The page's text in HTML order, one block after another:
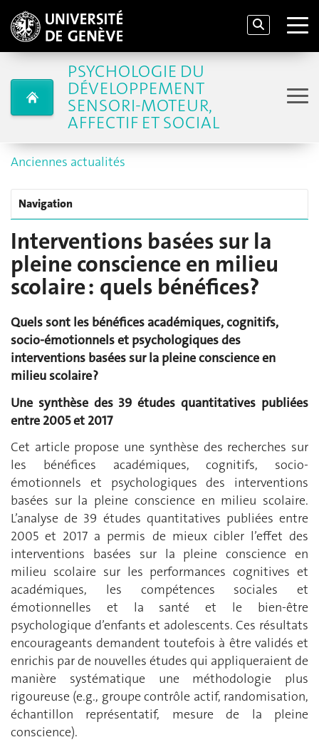
PSYCHOLOGIE DU
DÉVELOPPEMENT
SENSORI-MOTEUR,
AFFECTIF ET SOCIAL
Anciennes actualités
Navigation
Interventions basées sur la
pleine conscience en milieu
scolaire : quels bénéfices?
Quels sont les bénéfices académiques, cognitifs,
socio-émotionnels et psychologiques des
interventions basées sur la pleine conscience en
milieu scolaire ?
Une synthèse des 39 études quantitatives publiées
entre 2005 et 2017
Cet article propose une synthèse des recherches sur
les bénéfices académiques, cognitifs, socio-
émotionnels et psychologiques des interventions
basées sur la pleine conscience en milieu scolaire.
L’analyse de 39 études quantitatives publiées entre
2005 et 2017 a permis de mieux cibler l’effet des
interventions basées sur la pleine conscience en
milieu scolaire sur les performances cognitives et
académiques, les compétences sociales et
émotionnelles et la santé et le bien-être
psychologique d’enfants et adolescents. Ces résultats
encourageants demandent toutefois à être validés et
enrichis par de nouvelles études qui appliqueraient de
manière systématique une méthodologie plus
rigoureuse (e.g., groupe contrôle actif, randomisation,
échantillon représentatif, mesure de la pleine
conscience).